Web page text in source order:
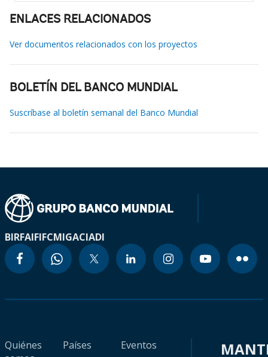
ENLACES RELACIONADOS
Ver documentos relacionados con los proyectos
BOLETÍN DEL BANCO MUNDIAL
Suscríbase al boletín semanal del Banco Mundial
BIRFAIFIFCMIGACIADI
Quiénes
Países
Eventos